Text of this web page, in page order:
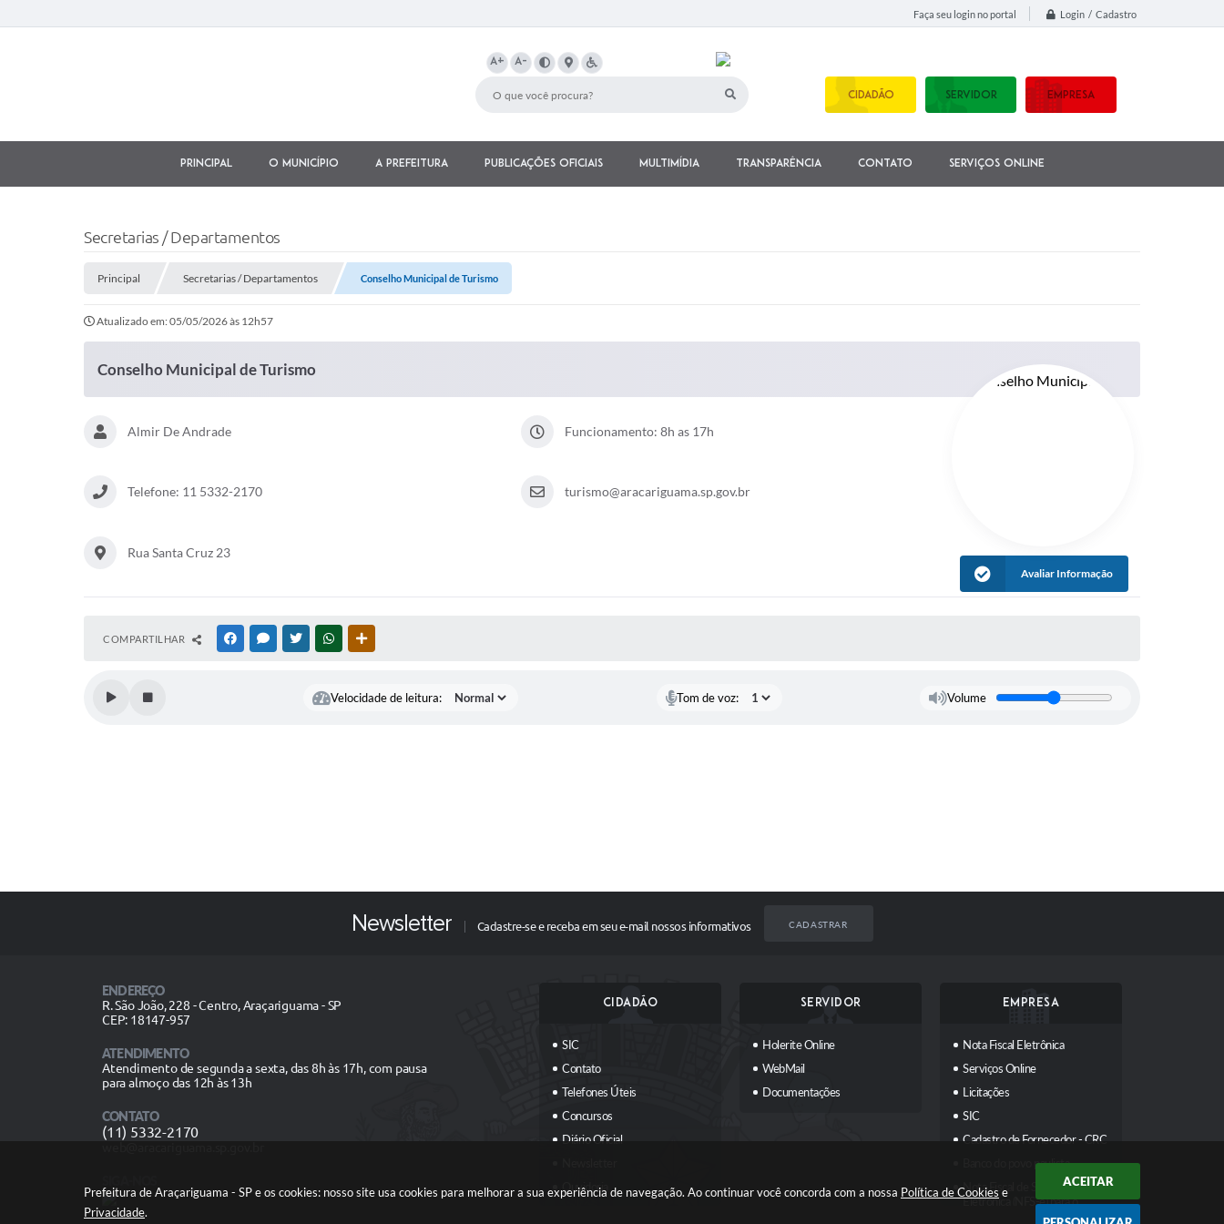
Prefeitura de Araçariguama - SP e os cookies: nosso site usa cookies para melhorar a sua experiência de navegação. Ao continuar você concorda com a nossa Política de Cookies e
Privacidade.
ACEITAR
Faça seu login no portal Login / Cadastro
A+ A-
CIDADÃO SERVIDOR EMPRESA
Principal O município A Prefeitura Publicações Oficiais Multimídia Transparência Contato Serviços Online
Secretarias / Departamentos
Principal Secretarias / Departamentos Conselho Municipal de Turismo
Atualizado em: 05/05/2026 às 12h57
Conselho Municipal de Turismo
Almir De Andrade Funcionamento: 8h as 17h
Telefone: 11 5332-2170 turismo@aracariguama.sp.gov.br
Rua Santa Cruz 23
Avaliar Informação
COMPARTILHAR FACEBOOKMESSENGER
TWITTERWHATSAPP
Velocidade de leitura: Tom de voz: Volume
Newsletter Cadastre-se e receba em seu e-mail nossos informativos CADASTRAR
ENDEREÇO
R. São João, 228 - Centro, Araçariguama - SP
CEP: 18147-957
ATENDIMENTO
Atendimento de segunda a sexta, das 8h às 17h, com pausa
para almoço das 12h às 13h
CONTATO
(11) 5332-2170
CIDADÃO
SIC
Contato
Telefones Úteis
Concursos
Diário Oficial
Ouvidoria
SERVIDOR
Holerite Online
WebMail
Documentações
EMPRESA
Nota Fiscal Eletrônica
Serviços Online
Licitações
SIC
Cadastro de Fornecedor - CRC
Banco do povo paulista
Nota Fiscal de Serviços
Eletrônica (NFS-e) para o
Emissor Nacional